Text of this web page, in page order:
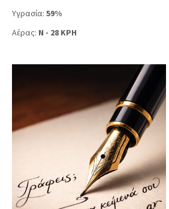
Υγρασία: 59%
Αέρας: N - 28 KPH